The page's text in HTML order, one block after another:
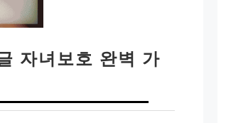
자녀보호 완벽 가